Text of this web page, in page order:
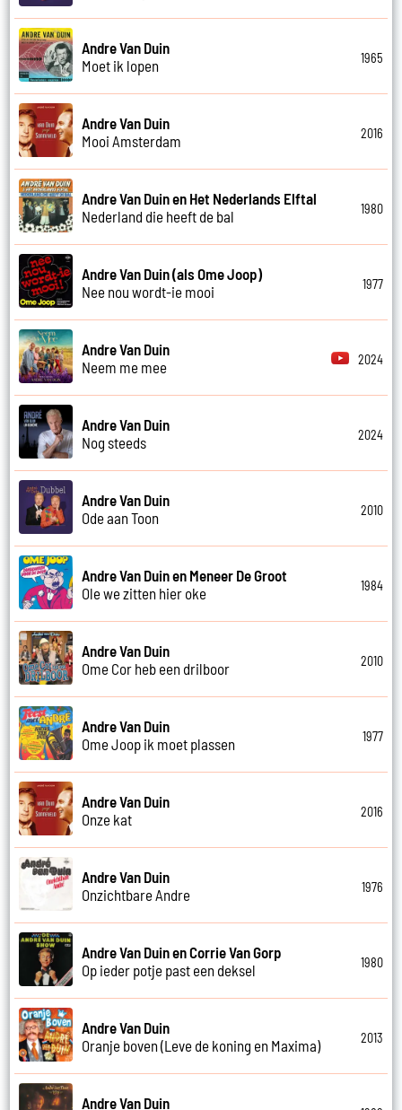
Andre Van Duin
Moet ik lopen
1965
Andre Van Duin
Mooi Amsterdam
2016
Andre Van Duin en Het Nederlands Elftal
Nederland die heeft de bal
1980
Andre Van Duin (als Ome Joop)
Nee nou wordt-ie mooi
1977
Andre Van Duin
Neem me mee
2024
Andre Van Duin
Nog steeds
2024
Andre Van Duin
Ode aan Toon
2010
Andre Van Duin en Meneer De Groot
Ole we zitten hier oke
1984
Andre Van Duin
Ome Cor heb een drilboor
2010
Andre Van Duin
Ome Joop ik moet plassen
1977
Andre Van Duin
Onze kat
2016
Andre Van Duin
Onzichtbare Andre
1976
Andre Van Duin en Corrie Van Gorp
Op ieder potje past een deksel
1980
Andre Van Duin
Oranje boven (Leve de koning en Maxima)
2013
Andre Van Duin